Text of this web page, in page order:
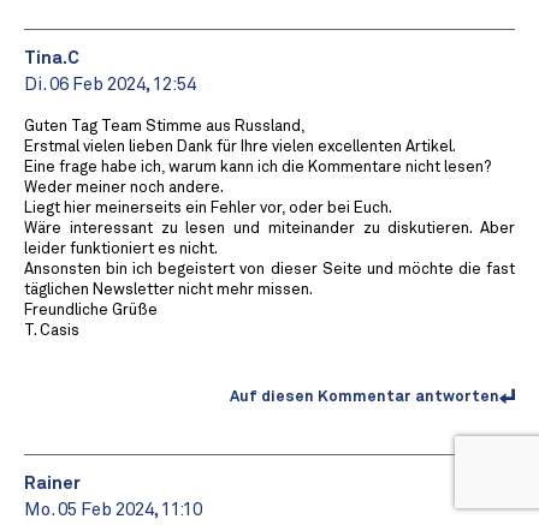
Tina.C
Di. 06 Feb 2024, 12:54
Guten Tag Team Stimme aus Russland,
Erstmal vielen lieben Dank für Ihre vielen excellenten Artikel.
Eine frage habe ich, warum kann ich die Kommentare nicht lesen?
Weder meiner noch andere.
Liegt hier meinerseits ein Fehler vor, oder bei Euch.
Wäre interessant zu lesen und miteinander zu diskutieren. Aber
leider funktioniert es nicht.
Ansonsten bin ich begeistert von dieser Seite und möchte die fast
täglichen Newsletter nicht mehr missen.
Freundliche Grüße
T. Casis
Auf diesen Kommentar antworten
Rainer
Mo. 05 Feb 2024, 11:10